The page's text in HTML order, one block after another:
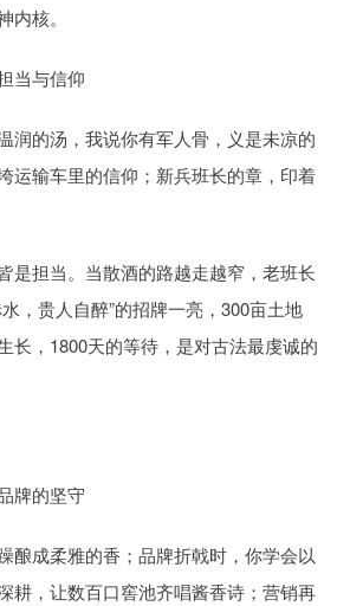
核。
当与信仰
润的汤，我说你有军人骨，义是未凉的
运输车里的信仰；新兵班长的章，印着
是担当。当散酒的路越走越窄，老班长
，贵人自醉”的招牌一亮，300亩土地
长，1800天的等待，是对古法最虔诚的
牌的坚守
酿成柔雅的香；品牌折戟时，你学会以
耕，让数百口窖池齐唱酱香诗；营销再